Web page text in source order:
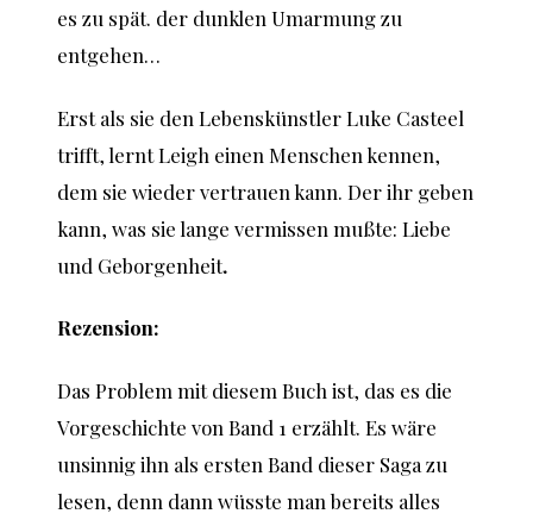
es zu spät. der dunklen Umarmung zu
entgehen…
Erst als sie den Lebenskünstler Luke Casteel
trifft, lernt Leigh einen Menschen kennen,
dem sie wieder vertrauen kann. Der ihr geben
kann, was sie lange vermissen mußte: Liebe
und Geborgenheit.
Rezension:
Das Problem mit diesem Buch ist, das es die
Vorgeschichte von Band 1 erzählt. Es wäre
unsinnig ihn als ersten Band dieser Saga zu
lesen, denn dann wüsste man bereits alles